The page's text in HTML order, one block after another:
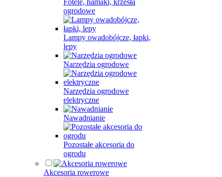
Fotele, hamaki, krzesła
ogrodowe
Lampy owadobójcze, łapki,
lepy
Narzędzia ogrodowe
Narzędzia ogrodowe
elektryczne
Nawadnianie
Pozostałe akcesoria do
ogrodu
Akcesoria rowerowe